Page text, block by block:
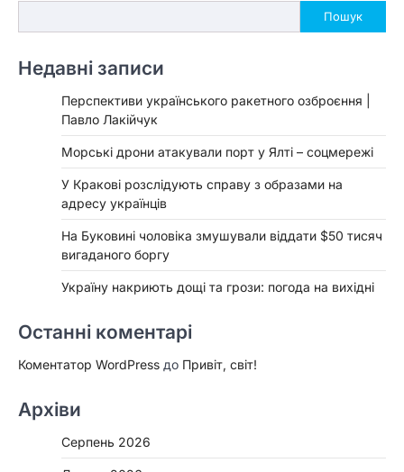
Пошук
Недавні записи
Перспективи українського ракетного озброєння |
Павло Лакійчук
Морські дрони атакували порт у Ялті – соцмережі
У Кракові розслідують справу з образами на
адресу українців
На Буковині чоловіка змушували віддати $50 тисяч
вигаданого боргу
Україну накриють дощі та грози: погода на вихідні
Останні коментарі
Коментатор WordPress до Привіт, світ!
Архіви
Серпень 2026